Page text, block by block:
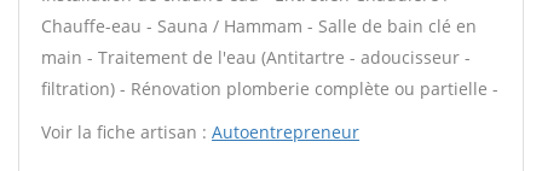
Chauffe-eau - Sauna / Hammam - Salle de bain clé en
main - Traitement de l'eau (Antitartre - adoucisseur -
filtration) - Rénovation plomberie complète ou partielle -
Voir la fiche artisan : Autoentrepreneur